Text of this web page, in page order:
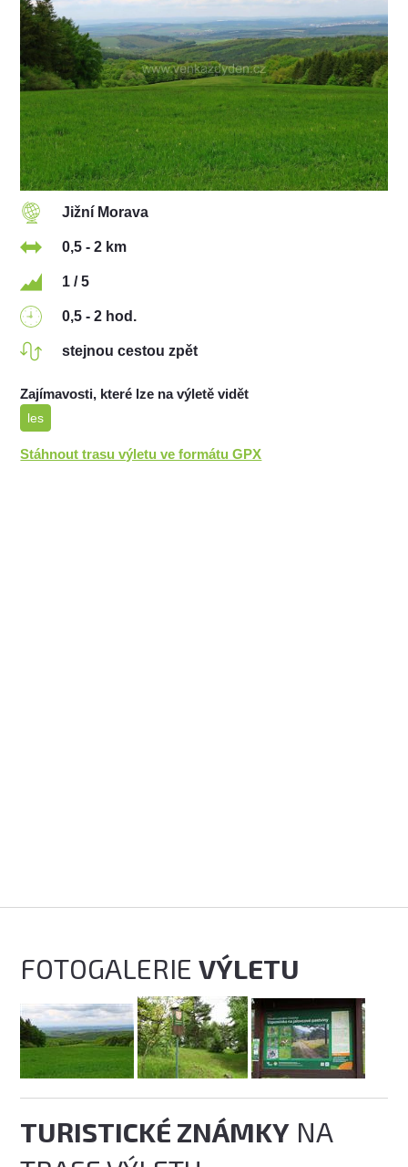
Jižní Morava
0,5 - 2 km
1 / 5
0,5 - 2 hod.
stejnou cestou zpět
Zajímavosti, které lze na výletě vidět
les
Stáhnout trasu výletu ve formátu GPX
FOTOGALERIEVÝLETU
TURISTICKÉ ZNÁMKY NA